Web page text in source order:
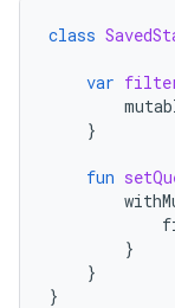
class
var
}
fun
}
}
}